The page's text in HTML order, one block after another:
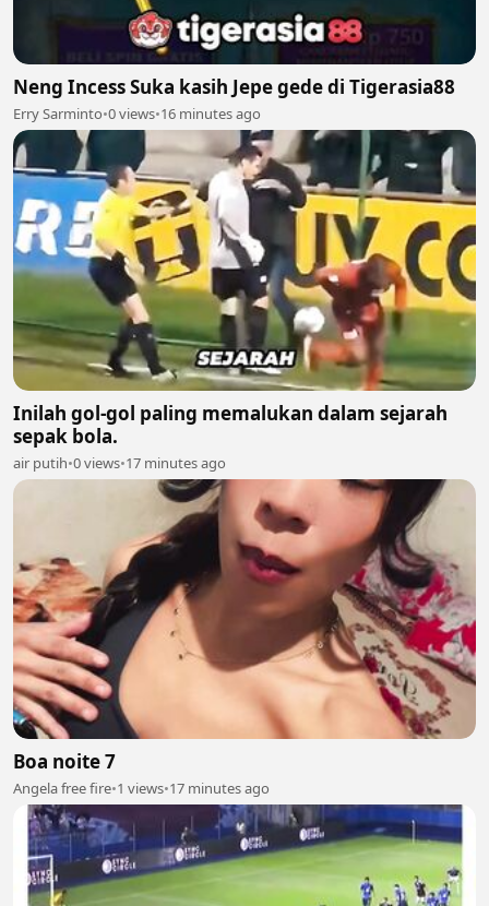
Neng Incess Suka kasih Jepe gede di Tigerasia88
Erry Sarminto•0 views•16 minutes ago
Inilah gol-gol paling memalukan dalam sejarah
sepak bola.
air putih•0 views•17 minutes ago
Boa noite 7
Angela free fire•1 views•17 minutes ago